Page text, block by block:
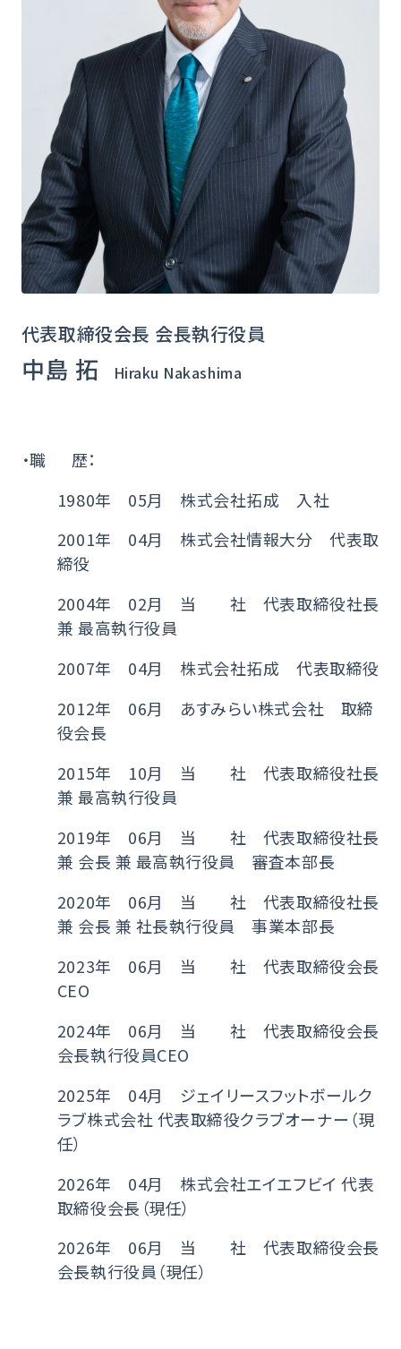
代表取締役会長 会長執行役員
中島 拓 Hiraku Nakashima
・職 歴：
1980年 05月 株式会社拓成 入社
2001年 04月 株式会社情報大分 代表取
締役
2004年 02月 当 社 代表取締役社長
兼 最高執行役員
2007年 04月 株式会社拓成 代表取締役
2012年 06月 あすみらい株式会社 取締
役会長
2015年 10月 当 社 代表取締役社長
兼 最高執行役員
2019年 06月 当 社 代表取締役社長
兼 会長 兼 最高執行役員 審査本部長
2020年 06月 当 社 代表取締役社長
兼 会長 兼 社長執行役員 事業本部長
2023年 06月 当 社 代表取締役会長
CEO
2024年 06月 当 社 代表取締役会長
会長執行役員CEO
2025年 04月 ジェイリースフットボールク
ラブ株式会社 代表取締役クラブオーナー（現
任）
2026年 04月 株式会社エイエフビイ 代表
取締役会長（現任）
2026年 06月 当 社 代表取締役会長
会長執行役員（現任）